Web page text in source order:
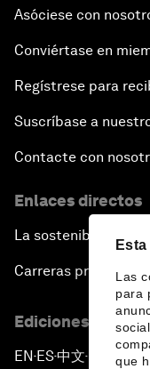
Las
para
que
The Sports Effect
The Future of
The Rise of Data-
Earth Data: A
Scaling Up
Strategic
China's Green
Asóciese con
Conviértase en
Regístrese para
Suscríbase a
Contacte con
Enlaces directos
La sostenibilidad en
Carreras
Ediciones en
EN ▪ES▪中文▪ 日本語